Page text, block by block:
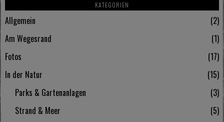
KATEGORIEN
Allgemein
2
Am Wegesrand
1
Fotos
17
In der Natur
15
Parks & Gartenanlagen
3
Strand & Meer
5